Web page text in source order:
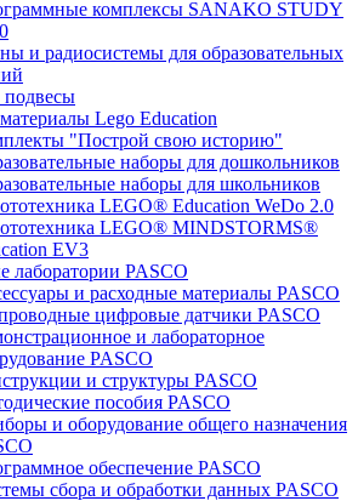
комплексы SANAKO STUDY
и радиосистемы для образовательных
Lego Education
"Построй свою историю"
наборы для дошкольников
наборы для школьников
LEGO® Education WeDo 2.0
LEGO® MINDSTORMS®
EV3
лаборатории PASCO
и расходные материалы PASCO
цифровые датчики PASCO
и лабораторное
PASCO
и структуры PASCO
пособия PASCO
и оборудование общего назначения
обеспечение PASCO
сбора и обработки данных PASCO